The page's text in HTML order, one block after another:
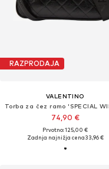
RAZPRODAJA
VALENTINO
74,90 €
Prvotno: 125,00 €
Zadnja najnižja cena33,96 €